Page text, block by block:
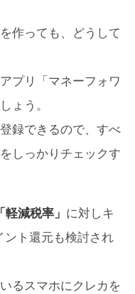
作っても、どうして
プリ「マネーフォワ
ょう。
録できるので、すべ
しっかりチェックす
「軽減税率」 に対しキ
ント還元も検討され
るスマホにクレカを